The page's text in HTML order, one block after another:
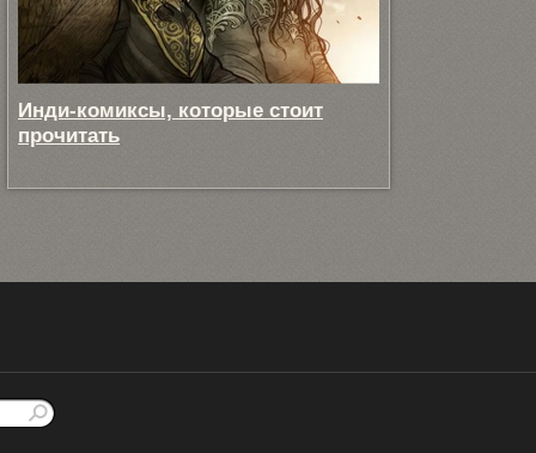
Инди-комиксы, которые стоит
прочитать